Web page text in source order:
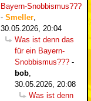
Bayern-Snobbismus???
- Smeller
30.05.2026, 20:04
Was ist denn das
für ein Bayern-
Snobbismus??? -
bob
30.05.2026, 20:08
Was ist denn